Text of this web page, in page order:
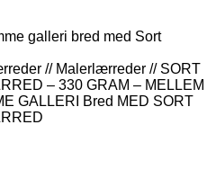
galleri bred med Sort
// Malerlærreder // SORT
– 330 GRAM – MELLEM
GALLERI Bred MED SORT